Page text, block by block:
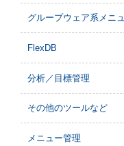
グループウェア系メニ
FlexDB
分析／目標管理
その他のツールなど
メニュー管理